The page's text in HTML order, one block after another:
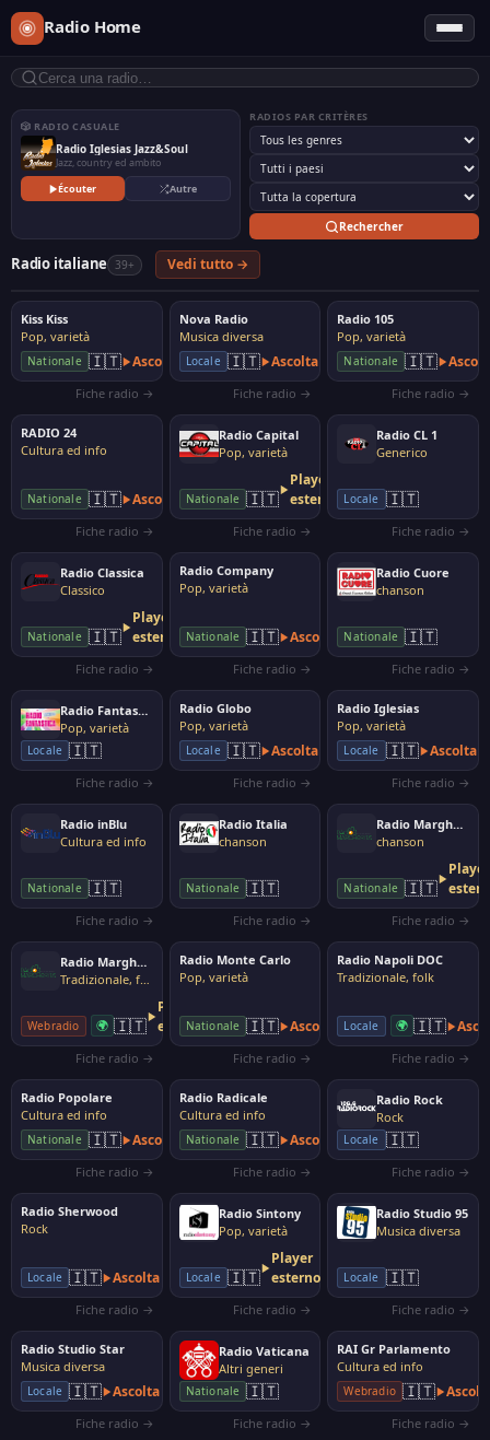
Radio Home
🎲 RADIO CASUALE
Radio Iglesias Jazz&Soul
Jazz, country ed ambito
Écouter
Autre
RADIOS PAR CRITÈRES
Rechercher
Radio italiane 39+ Vedi tutto →
Kiss Kiss
Pop, varietà
Nationale 🇮🇹 Ascolta
Fiche radio →
Nova Radio
Musica diversa
Locale 🇮🇹 Ascolta
Fiche radio →
Radio 105
Pop, varietà
Nationale 🇮🇹
Fiche radio →
RADIO 24
Cultura ed info
Nationale 🇮🇹 Ascolta
Fiche radio →
Radio Capital
Pop, varietà
Nationale 🇮🇹
Player
esterno
Fiche radio →
Radio CL 1
Generico
Locale 🇮🇹
Fiche radio →
Radio Classica
Classico
Nationale 🇮🇹
Player
esterno
Fiche radio →
Radio Company
Pop, varietà
Nationale 🇮🇹 Ascolta
Fiche radio →
Radio Cuore
chanson
Nationale 🇮🇹
Fiche radio →
Radio Fantastica
Pop, varietà
Locale 🇮🇹
Fiche radio →
Radio Globo
Pop, varietà
Locale 🇮🇹 Ascolta
Fiche radio →
Radio Iglesias
Pop, varietà
Locale 🇮🇹 Ascolta
Fiche radio →
Radio inBlu
Cultura ed info
Nationale 🇮🇹
Fiche radio →
Radio Italia
chanson
Nationale 🇮🇹
Fiche radio →
Radio Margherita
chanson
Nationale 🇮🇹
Player
Fiche radio →
Radio Margherita Giovane
Tradizionale, folk
Webradio 🌍 🇮🇹
Player
esterno
Fiche radio →
Radio Monte Carlo
Pop, varietà
Nationale 🇮🇹 Ascolta
Fiche radio →
Radio Napoli DOC
Tradizionale, folk
Locale 🌍 🇮🇹
Fiche radio →
Radio Popolare
Cultura ed info
Nationale 🇮🇹 Ascolta
Fiche radio →
Radio Radicale
Cultura ed info
Nationale 🇮🇹 Ascolta
Fiche radio →
Radio Rock
Rock
Locale 🇮🇹
Fiche radio →
Radio Sherwood
Rock
Locale 🇮🇹 Ascolta
Fiche radio →
Radio Sintony
Pop, varietà
Locale 🇮🇹
Player
esterno
Fiche radio →
Radio Studio 95
Musica diversa
Locale 🇮🇹
Fiche radio →
Radio Studio Star
Musica diversa
Locale 🇮🇹 Ascolta
Fiche radio →
Radio Vaticana
Altri generi
Nationale 🇮🇹
Fiche radio →
RAI Gr Parlamento
Cultura ed info
Webradio 🇮🇹
Fiche radio →